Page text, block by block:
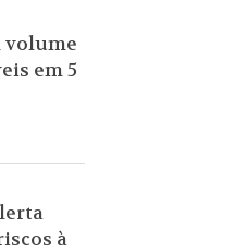
volume
em 5
à